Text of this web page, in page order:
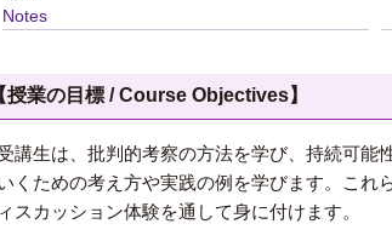
Notes
授業の目標 / Course Objectives】
講生は、批判的考察の方法を学び、持続可能
くための考え方や実践の例を学びます。これ
ィスカッション体験を通して身に付けます。